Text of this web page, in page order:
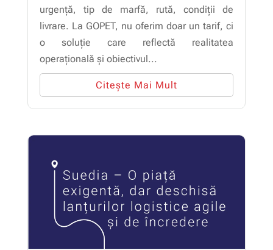
urgență, tip de marfă, rută, condiții de
livrare. La GOPET, nu oferim doar un tarif, ci
o soluție care reflectă realitatea
operațională și obiectivul...
Citește Mai Mult